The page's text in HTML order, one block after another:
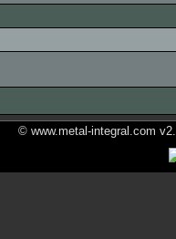
© www.metal-integral.com